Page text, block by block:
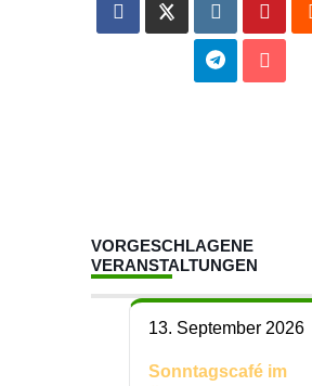
VORGESCHLAGENE
VERANSTALTUNGEN
13. September 2026
Sonntagscafé im